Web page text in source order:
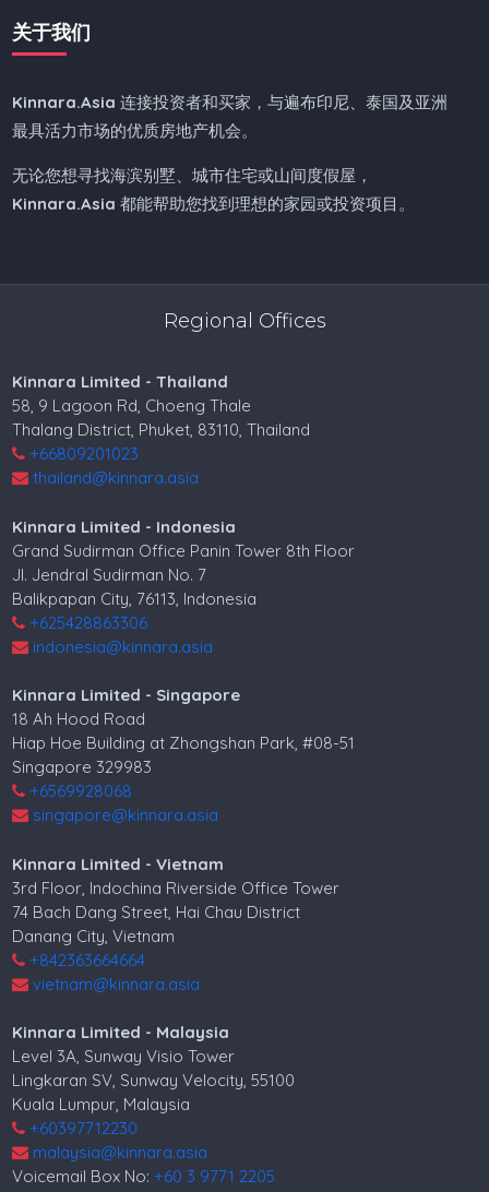
关于我们
Kinnara.Asia 连接投资者和买家，与遍布印尼、泰国及亚洲
最具活力市场的优质房地产机会。
无论您想寻找海滨别墅、城市住宅或山间度假屋，
Kinnara.Asia 都能帮助您找到理想的家园或投资项目。
Regional Offices
Kinnara Limited - Thailand
58, 9 Lagoon Rd, Choeng Thale
Thalang District, Phuket, 83110, Thailand
+66809201023
thailand@kinnara.asia
Kinnara Limited - Indonesia
Grand Sudirman Office Panin Tower 8th Floor
Jl. Jendral Sudirman No. 7
Balikpapan City, 76113, Indonesia
+625428863306
indonesia@kinnara.asia
Kinnara Limited - Singapore
18 Ah Hood Road
Hiap Hoe Building at Zhongshan Park, #08-51
Singapore 329983
+6569928068
singapore@kinnara.asia
Kinnara Limited - Vietnam
3rd Floor, Indochina Riverside Office Tower
74 Bach Dang Street, Hai Chau District
Danang City, Vietnam
+842363664664
vietnam@kinnara.asia
Kinnara Limited - Malaysia
Level 3A, Sunway Visio Tower
Lingkaran SV, Sunway Velocity, 55100
Kuala Lumpur, Malaysia
+60397712230
malaysia@kinnara.asia
Voicemail Box No:+60 3 9771 2205